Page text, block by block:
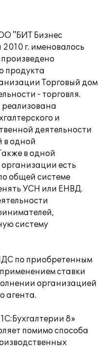
"БИТ Бизнес
г. именовалось
продукта
Торговый дом
- торговля.
и
деятельности
в одной
в одной
есть
общей системе
УСН или ЕНВД.
систему
по приобретенным
ставки
организацией
агента.
8»
помимо способа